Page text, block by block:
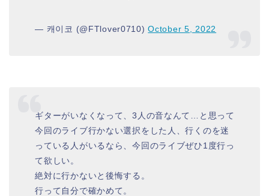
— 캐이코 (@FTlover0710)October 5, 2022
ギターがいなくなって、3人の音なんて…と思って
今回のライブ行かない選択をした人、行くのを迷
っている人がいるなら、今回のライブぜひ1度行っ
て欲しい。
絶対に行かないと後悔する。
行って自分で確かめて。